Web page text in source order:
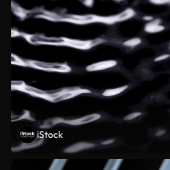
iStock